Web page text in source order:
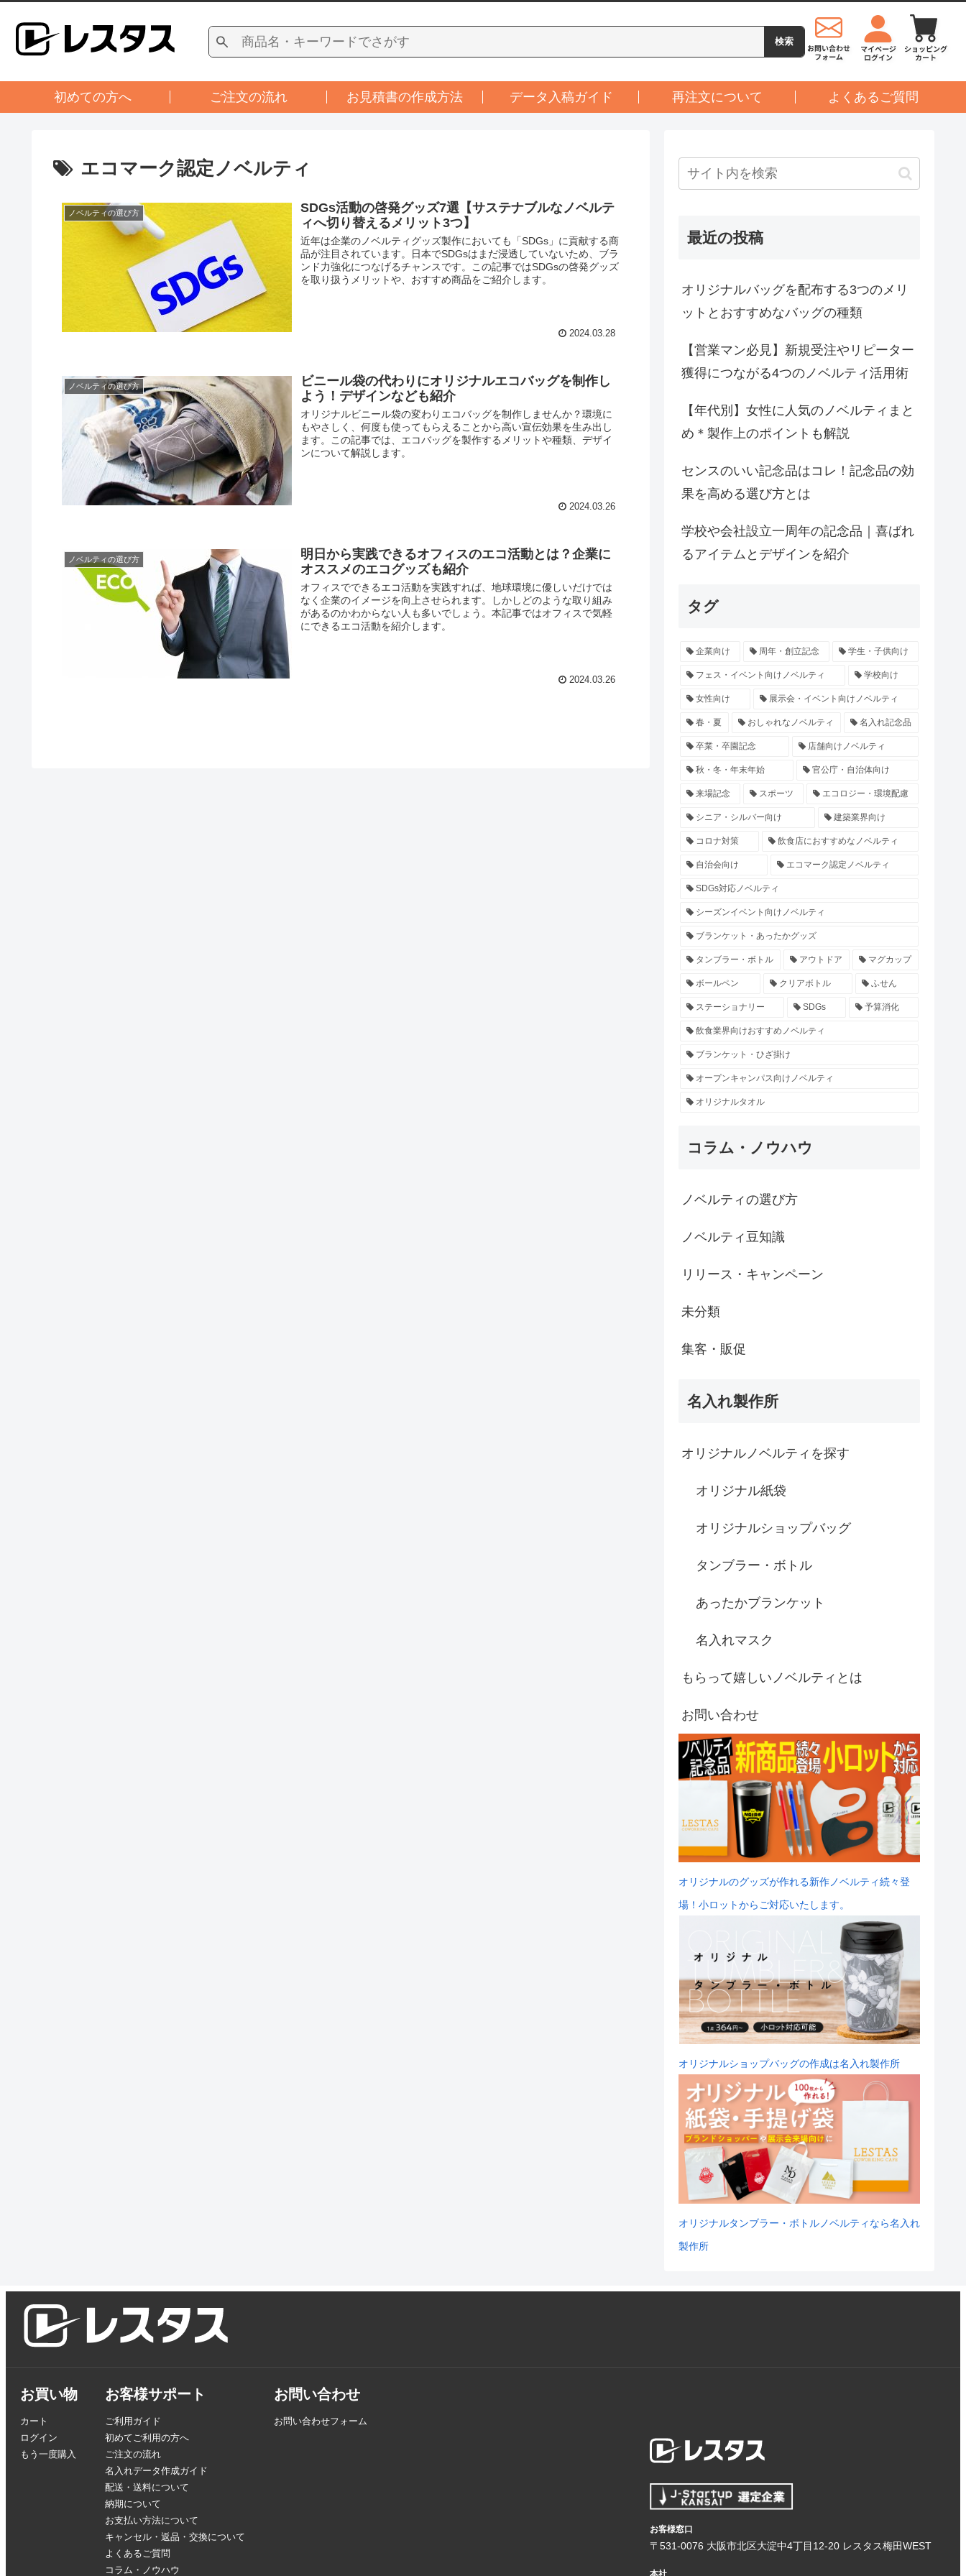
初めての方へ ご注文の流れ お見積書の作成方法 データ入稿ガイド 再注文について よくあるご質問
エコマーク認定ノベルティ
ノベルティの選び方
SDGs活動の啓発グッズ7選【サステナブルなノベルテ
ィへ切り替えるメリット3つ】
近年は企業のノベルティグッズ製作においても「SDGs」に貢献する商
品が注目されています。日本でSDGsはまだ浸透していないため、ブラ
ンド力強化につなげるチャンスです。この記事ではSDGsの啓発グッズ
を取り扱うメリットや、おすすめ商品をご紹介します。
2024.03.28
ノベルティの選び方
ビニール袋の代わりにオリジナルエコバッグを制作し
よう！デザインなども紹介
オリジナルビニール袋の変わりエコバッグを制作しませんか？環境に
もやさしく、何度も使ってもらえることから高い宣伝効果を生み出し
ます。この記事では、エコバッグを製作するメリットや種類、デザイ
ンについて解説します。
2024.03.26
ノベルティの選び方
明日から実践できるオフィスのエコ活動とは？企業に
オススメのエコグッズも紹介
オフィスでできるエコ活動を実践すれば、地球環境に優しいだけでは
なく企業のイメージを向上させられます。しかしどのような取り組み
があるのかわからない人も多いでしょう。本記事ではオフィスで気軽
にできるエコ活動を紹介します。
2024.03.26
最近の投稿
オリジナルバッグを配布する3つのメリ
ットとおすすめなバッグの種類
【営業マン必見】新規受注やリピーター
獲得につながる4つのノベルティ活用術
【年代別】女性に人気のノベルティまと
め＊製作上のポイントも解説
センスのいい記念品はコレ！記念品の効
果を高める選び方とは
学校や会社設立一周年の記念品｜喜ばれ
るアイテムとデザインを紹介
タグ
企業向け 周年・創立記念 学生・子供向け
フェス・イベント向けノベルティ 学校向け
女性向け 展示会・イベント向けノベルティ
春・夏 おしゃれなノベルティ 名入れ記念品
卒業・卒園記念 店舗向けノベルティ
秋・冬・年末年始 官公庁・自治体向け
来場記念 スポーツ エコロジー・環境配慮
シニア・シルバー向け 建築業界向け
コロナ対策 飲食店におすすめなノベルティ
自治会向け エコマーク認定ノベルティ
SDGs対応ノベルティ
シーズンイベント向けノベルティ
ブランケット・あったかグッズ
タンブラー・ボトル アウトドア マグカップ
ボールペン クリアボトル ふせん
ステーショナリー SDGs 予算消化
飲食業界向けおすすめノベルティ
ブランケット・ひざ掛け
オープンキャンパス向けノベルティ
オリジナルタオル
コラム・ノウハウ
ノベルティの選び方
ノベルティ豆知識
リリース・キャンペーン
未分類
集客・販促
名入れ製作所
オリジナルノベルティを探す
オリジナル紙袋
オリジナルショップバッグ
タンブラー・ボトル
あったかブランケット
名入れマスク
もらって嬉しいノベルティとは
お問い合わせ
オリジナルのグッズが作れる新作ノベルティ続々登
場！小ロットからご対応いたします。
オリジナルショップバッグの作成は名入れ製作所
オリジナルタンブラー・ボトルノベルティなら名入れ
製作所
お買い物
カート
ログイン
もう一度購入
お客様サポート
ご利用ガイド
初めてご利用の方へ
ご注文の流れ
名入れデータ作成ガイド
配送・送料について
納期について
お支払い方法について
キャンセル・返品・交換について
よくあるご質問
コラム・ノウハウ
お問い合わせ
お問い合わせフォーム
お客様窓口
〒531-0076 大阪市北区大淀中4丁目12-20 レスタス梅田WEST